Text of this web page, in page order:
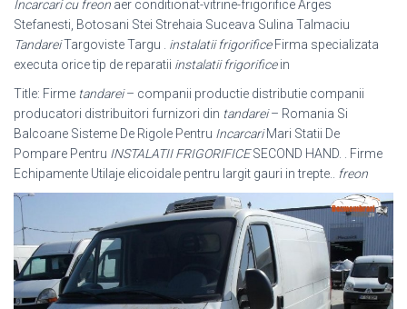
Incarcari cu freon aer conditionat-vitrine-frigorifice Arges
Stefanesti, Botosani Stei Strehaia Suceava Sulina Talmaciu
TandareiTargoviste Targu . instalatii frigorificeFirma specializata
executa orice tip de reparatii instalatii frigorificein
Title: Firme tandarei– companii productie distributie companii
producatori distribuitori furnizori din tandarei– Romania Si
Balcoane Sisteme De Rigole Pentru IncarcariMari Statii De
Pompare Pentru INSTALATII FRIGORIFICESECOND HAND. . Firme
Echipamente Utilaje elicoidale pentru largit gauri in trepte..
freon